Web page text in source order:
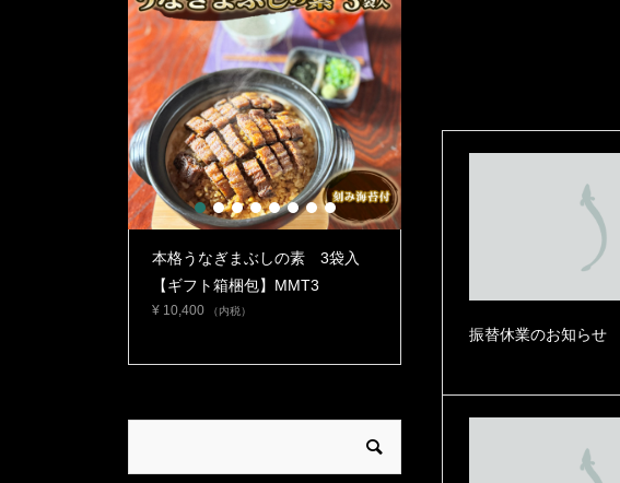
振替休業のお知らせ
本格うなぎまぶしの素 3袋入
【ギフト箱梱包】MMT3
¥ 10,400 （内税）
本格うなぎまぶしの素 2袋
6,900 （内税）
1 2 3 4 5 6 7 8